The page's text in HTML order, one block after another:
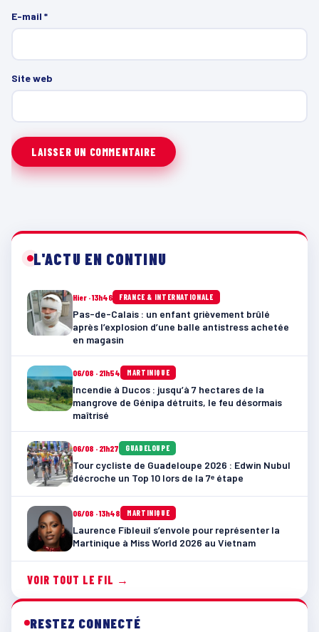
E-mail *
Site web
L'ACTU EN CONTINU
Hier · 13h46 FRANCE & INTERNATIONALE
Pas-de-Calais : un enfant grièvement brûlé
après l’explosion d’une balle antistress achetée
en magasin
06/08 · 21h54 MARTINIQUE
Incendie à Ducos : jusqu’à 7 hectares de la
mangrove de Génipa détruits, le feu désormais
maîtrisé
06/08 · 21h27 GUADELOUPE
Tour cycliste de Guadeloupe 2026 : Edwin Nubul
décroche un Top 10 lors de la 7ᵉ étape
06/08 · 13h48 MARTINIQUE
Laurence Fibleuil s’envole pour représenter la
Martinique à Miss World 2026 au Vietnam
VOIR TOUT LE FIL →
RESTEZ CONNECTÉ